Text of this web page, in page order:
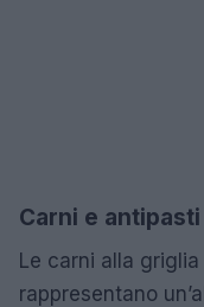
Carni e antipasti
Le carni alla
rappresentano